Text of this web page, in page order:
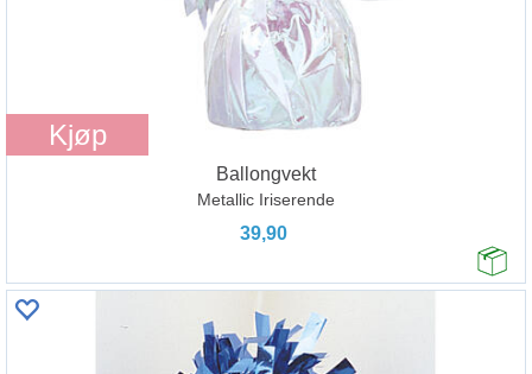
Kjøp
Ballongvekt
Metallic Iriserende
39,90